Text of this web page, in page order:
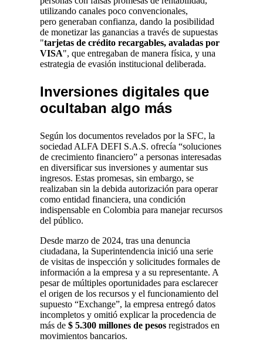
utilizando canales poco convencionales,
pero generaban confianza, dando la posibilidad
de monetizar las ganancias a través de supuestas
"tarjetas de crédito recargables, avaladas por
VISA", que entregaban de manera física, y una
estrategia de evasión institucional deliberada.
Inversiones digitales que
ocultaban algo más
Según los documentos revelados por la SFC, la
sociedad ALFA DEFI S.A.S. ofrecía “soluciones
de crecimiento financiero” a personas interesadas
en diversificar sus inversiones y aumentar sus
ingresos. Estas promesas, sin embargo, se
realizaban sin la debida autorización para operar
como entidad financiera, una condición
indispensable en Colombia para manejar recursos
del público.
Desde marzo de 2024, tras una denuncia
ciudadana, la Superintendencia inició una serie
de visitas de inspección y solicitudes formales de
información a la empresa y a su representante. A
pesar de múltiples oportunidades para esclarecer
el origen de los recursos y el funcionamiento del
supuesto “Exchange”, la empresa entregó datos
incompletos y omitió explicar la procedencia de
más de $ 5.300 millones de pesos registrados en
movimientos bancarios.